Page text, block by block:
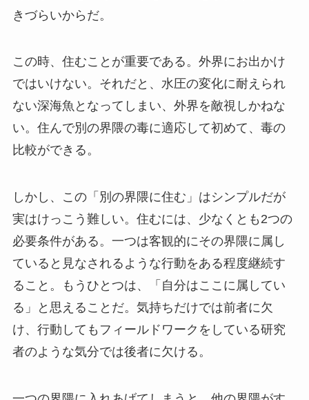
きづらいからだ。
この時、住むことが重要である。外界にお出かけ
ではいけない。それだと、水圧の変化に耐えられ
ない深海魚となってしまい、外界を敵視しかねな
い。住んで別の界隈の毒に適応して初めて、毒の
比較ができる。
しかし、この「別の界隈に住む」はシンプルだが
実はけっこう難しい。住むには、少なくとも2つの
必要条件がある。一つは客観的にその界隈に属し
ていると見なされるような行動をある程度継続す
ること。もうひとつは、「自分はここに属してい
る」と思えることだ。気持ちだけでは前者に欠
け、行動してもフィールドワークをしている研究
者のような気分では後者に欠ける。